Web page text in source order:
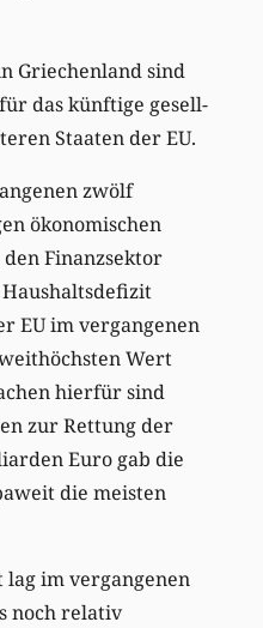
Griechenland sind
das künftige gesell-
Staaten der EU.
zwölf
ökonomischen
Finanzsektor
EU im vergangenen
Wert
hierfür sind
zur Rettung der
Euro gab die
die meisten
im vergangenen
noch relativ